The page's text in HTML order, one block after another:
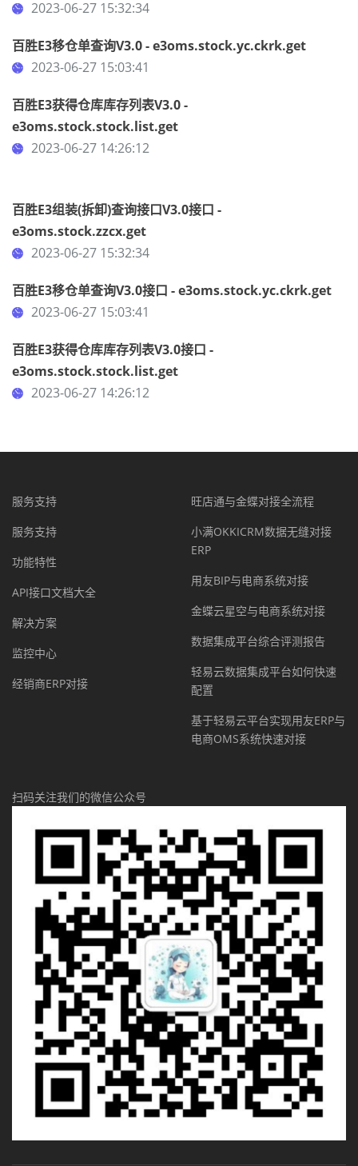
2023-06-27 15:32:34
百胜E3移仓单查询V3.0 - e3oms.stock.yc.ckrk.get
2023-06-27 15:03:41
百胜E3获得仓库库存列表V3.0 -
e3oms.stock.stock.list.get
2023-06-27 14:26:12
百胜E3组装(拆卸)查询接口V3.0接口 -
e3oms.stock.zzcx.get
2023-06-27 15:32:34
百胜E3移仓单查询V3.0接口 - e3oms.stock.yc.ckrk.get
2023-06-27 15:03:41
百胜E3获得仓库库存列表V3.0接口 -
e3oms.stock.stock.list.get
2023-06-27 14:26:12
服务支持
服务支持
功能特性
API接口文档大全
解决方案
监控中心
经销商ERP对接
旺店通与金蝶对接全流程
小满OKKICRM数据无缝对接
ERP
用友BIP与电商系统对接
金蝶云星空与电商系统对接
数据集成平台综合评测报告
轻易云数据集成平台如何快速
配置
基于轻易云平台实现用友ERP与
电商OMS系统快速对接
扫码关注我们的微信公众号